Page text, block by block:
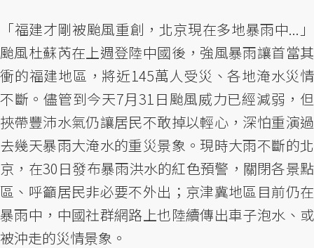
「福建才剛被颱風重創，北京現在多地暴雨中...」
颱風杜蘇芮在上週登陸中國後，強風暴雨讓首當其
衝的福建地區，將近145萬人受災、各地淹水災情
不斷。儘管到今天7月31日颱風威力已經減弱，但
挾帶豐沛水氣仍讓居民不敢掉以輕心，深怕重演過
去幾天暴雨大淹水的重災景象。現時大雨不斷的北
京，在30日發布暴雨洪水的紅色預警，關閉各景點
區、呼籲居民非必要不外出；京津冀地區目前仍在
暴雨中，中國社群網路上也陸續傳出車子泡水、或
被沖走的災情景象。